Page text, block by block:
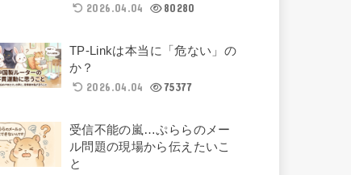
2026.04.04
80280
TP-Linkは本当に「危ない」の
か？
2026.04.04
75377
受信不能の嵐…ぷららのメー
ル問題の現場から伝えたいこ
と